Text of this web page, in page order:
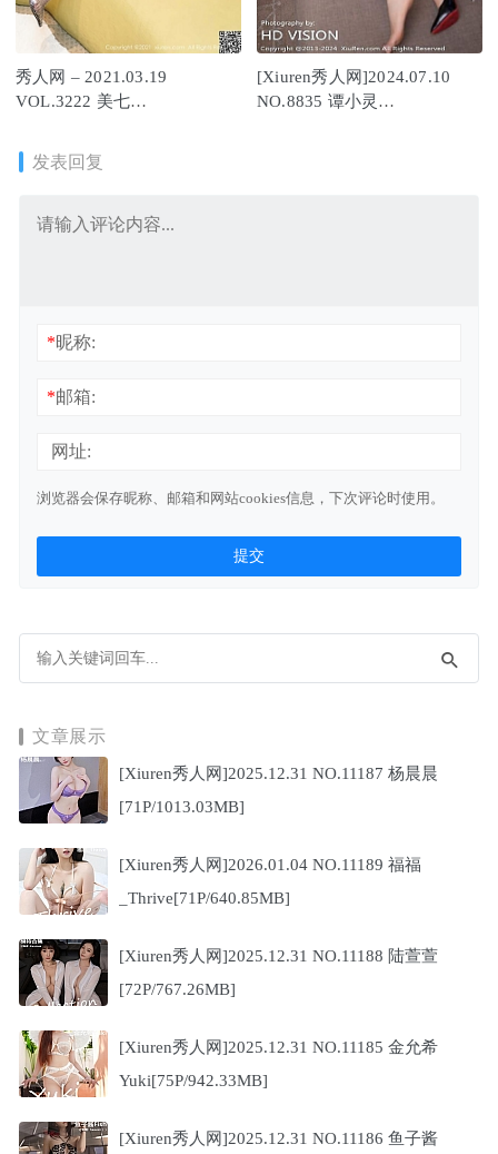
秀人网 – 2021.03.19
VOL.3222 美七
[Xiuren秀人网]2024.07.10
NO.8835 谭小灵
发表回复
*昵称:
*邮箱:
网址:
浏览器会保存昵称、邮箱和网站cookies信息，下次评论时使用。
文章展示
[Xiuren秀人网]2025.12.31 NO.11187 杨晨晨
[71P/1013.03MB]
[Xiuren秀人网]2026.01.04 NO.11189 福福
_Thrive[71P/640.85MB]
[Xiuren秀人网]2025.12.31 NO.11188 陆萱萱
[72P/767.26MB]
[Xiuren秀人网]2025.12.31 NO.11185 金允希
Yuki[75P/942.33MB]
[Xiuren秀人网]2025.12.31 NO.11186 鱼子酱